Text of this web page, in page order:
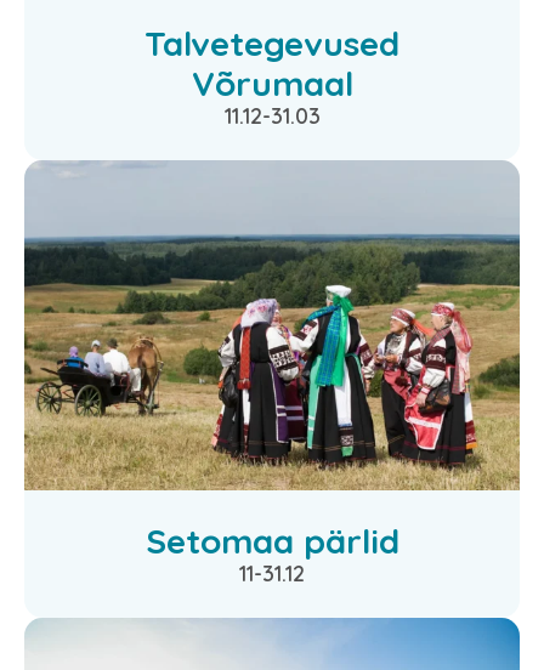
Talvetegevused
Võrumaal
11.12-31.03
Setomaa pärlid
11-31.12